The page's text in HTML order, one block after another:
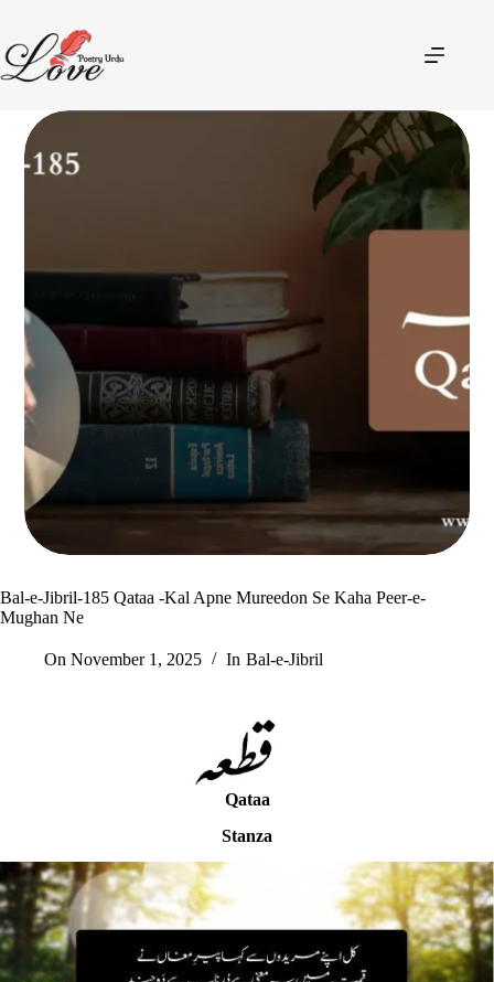
Bal-e-Jibril-185 Qataa -Kal Apne Mureedon Se Kaha Peer-e-
Mughan Ne
On November 1, 2025 In Bal-e-Jibril
Qataa
Stanza